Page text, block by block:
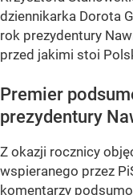
dziennikarka Dorota
rok prezydentury
przed jakimi stoi
Premier
prezydentury
Z okazji rocznicy
wspieranego przez
komentarzy